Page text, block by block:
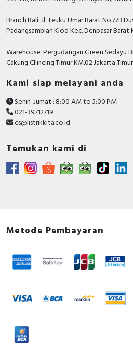
Branch Bali: Jl. Teuku Umar Barat No.77B
Padangsambian Klod Kec. Denpasar Barat
Warehouse: Pergudangan Green Sedayu
Cakung CIlincing Timur KM.02 Jakarta
Kami siap melayani anda
Senin-Jumat : 8:00 AM to 5:00 PM
021-39712719
cs@listrikkita.co.id
Temukan kami di
Metode Pembayaran